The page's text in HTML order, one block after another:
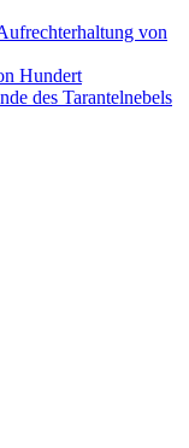
von
Hundert
des Tarantelnebels